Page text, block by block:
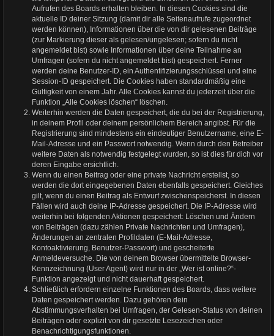
Aufrufen des Boards erhalten bleiben. In diesen Cookies sind die
aktuelle ID deiner Sitzung (damit dir alle Seitenaufrufe zugeordnet
werden können), Informationen über die von dir gelesenen Beiträge
(zur Markierung dieser als gelesen/ungelesen; sofern du nicht
angemeldet bist) sowie Informationen über deine Teilnahme an
Umfragen (sofern du nicht angemeldet bist) gespeichert. Ferner
werden deine Benutzer-ID, ein Authentifizierungsschlüssel und eine
Session-ID gespeichert. Die Cookies haben standardmäßig eine
Gültigkeit von einem Jahr. Alle Cookies kannst du jederzeit über die
Funktion „Alle Cookies löschen“ löschen.
Weiterhin werden die Daten gespeichert, die du bei der Registrierung,
in deinem Profil oder deinem persönlichem Bereich angibst. Für die
Registrierung sind mindestens ein eindeutiger Benutzername, eine E-
Mail-Adresse und ein Passwort notwendig. Wenn durch den Betreiber
weitere Daten als notwendig festgelegt wurden, so ist dies für dich vor
deren Eingabe ersichtlich.
Wenn du einen Beitrag oder eine private Nachricht erstellst, so
werden die dort eingegebenen Daten ebenfalls gespeichert. Gleiches
gilt, wenn du einen Beitrag als Entwurf zwischenspeicherst. In diesen
Fällen wird auch deine IP-Adresse gespeichert. Die IP-Adresse wird
weiterhin bei folgenden Aktionen gespeichert: Löschen und Ändern
von Beiträgen (dazu zählen Private Nachrichten und Umfragen),
Änderungen an zentralen Profildaten (E-Mail-Adresse,
Kontoaktivierung, Benutzer-Passwort) und gescheiterte
Anmeldeversuche. Die von deinem Browser übermittelte Browser-
Kennzeichnung (User Agent) wird nur in der „Wer ist online?“-
Funktion angezeigt und nicht dauerhaft gespeichert.
Schließlich erfordern einzelne Funktionen des Boards, dass weitere
Daten gespeichert werden. Dazu gehören dein
Abstimmungsverhalten bei Umfragen, der Gelesen-Status von deinen
Beiträgen oder explizit von dir gesetzte Lesezeichen oder
Benachrichtigungsfunktionen.